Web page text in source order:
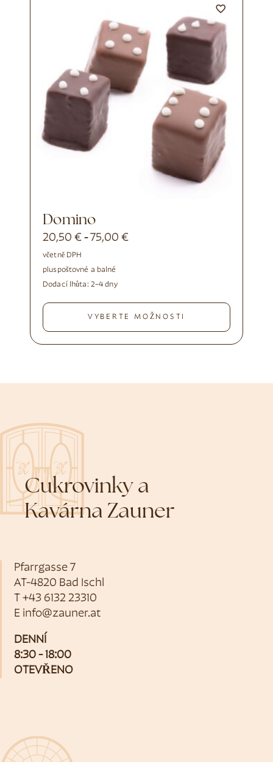
Domino
20,50€ -75,00€
včetně DPH
pluspoštovné a balné
Dodací lhůta: 2–4 dny
VYBERTE MOŽNOSTI
Cukrovinky a
Kavárna Zauner
Pfarrgasse 7
AT-4820 Bad Ischl
T +43 6132 23310
E info@zauner.at
DENNÍ
8:30 - 18:00
OTEVŘENO